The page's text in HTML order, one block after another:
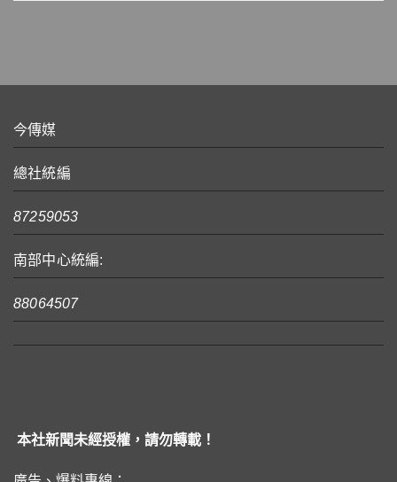
今傳媒
總社統編
87259053
南部中心統編:
88064507
本社新聞未經授權，請勿轉載！